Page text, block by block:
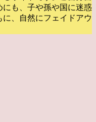
も、子や孫や国に迷惑
、自然にフェイドアウ